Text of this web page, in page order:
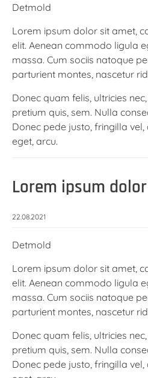
Detmold
Lorem ipsum dolor sit amet,
elit. Aenean commodo ligula
massa. Cum sociis natoque
parturient montes, nascetur
Donec quam felis, ultricies
pretium quis, sem. Nulla
Donec pede justo, fringilla
eget, arcu.
Lorem ipsum
22.08.2021
Detmold
Lorem ipsum dolor sit amet,
elit. Aenean commodo ligula
massa. Cum sociis natoque
parturient montes, nascetur
Donec quam felis, ultricies
pretium quis, sem. Nulla
Donec pede justo, fringilla